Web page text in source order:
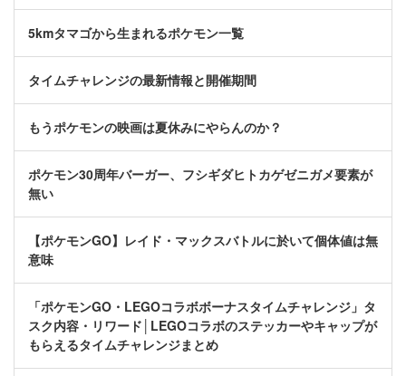
5kmタマゴから生まれるポケモン一覧
タイムチャレンジの最新情報と開催期間
もうポケモンの映画は夏休みにやらんのか？
ポケモン30周年バーガー、フシギダヒトカゲゼニガメ要素が
無い
【ポケモンGO】レイド・マックスバトルに於いて個体値は無
意味
「ポケモンGO・LEGOコラボボーナスタイムチャレンジ」タ
スク内容・リワード│LEGOコラボのステッカーやキャップが
もらえるタイムチャレンジまとめ